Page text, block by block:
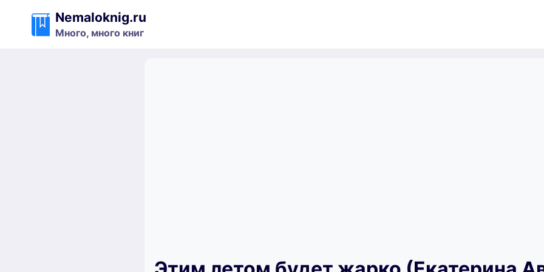
содержимому
Nemaloknig.ru
Много, много книг